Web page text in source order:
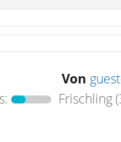
Von
Frischling